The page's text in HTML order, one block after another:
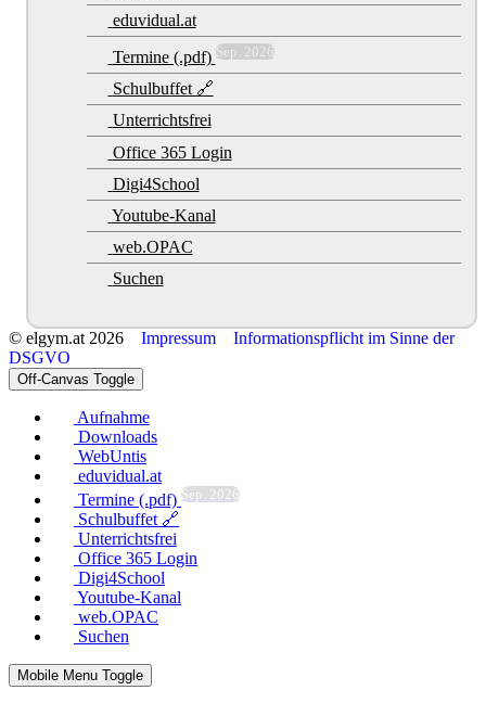
eduvidual.at
Termine (.pdf) Sep. 2026
Schulbuffet 🔗
Unterrichtsfrei
Office 365 Login
Digi4School
Youtube-Kanal
web.OPAC
Suchen
© elgym.at 2026 Impressum
Informationspflicht im Sinne der
DSGVO
Off-Canvas Toggle
Aufnahme
Downloads
WebUntis
eduvidual.at
Termine (.pdf) Sep. 2026
Schulbuffet 🔗
Unterrichtsfrei
Office 365 Login
Digi4School
Youtube-Kanal
web.OPAC
Suchen
Mobile Menu Toggle